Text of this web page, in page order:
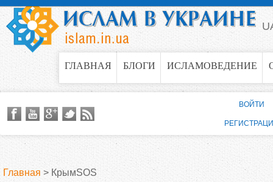
Jump to navigation
ГЛАВНАЯ БЛОГИ ИСЛАМОВЕДЕНИЕ
Главная > КрымSOS
ВОЙТИ